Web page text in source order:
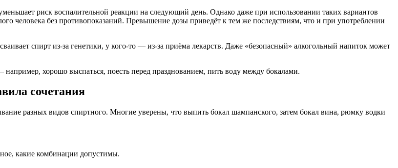
риск воспалительной реакции на следующий день. Однако даже при использовании таких вариантов
человека без противопоказаний. Превышение дозы приведёт к тем же последствиям, что и при употреблении
спирт из-за генетики, у кого-то — из-за приёма лекарств. Даже «безопасный» алкогольный напиток может
хорошо выспаться, поесть перед празднованием, пить воду между бокалами.
сочетания
разных видов спиртного. Многие уверены, что выпить бокал шампанского, затем бокал вина, рюмку водки
какие комбинации допустимы.